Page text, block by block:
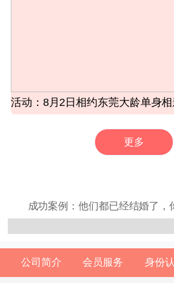
更多
成功案例：他们都已经结婚了，
公司简介 会员服务 身份